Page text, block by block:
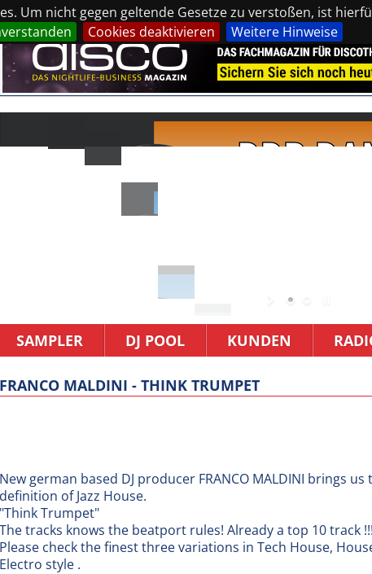
Um nicht gegen geltende Gesetze zu verstoßen, ist
Cookies deaktivieren Weitere Hinweise
SAMPLER DJ POOL KUNDEN
FRANCO MALDINI - THINK TRUMPET
New german based DJ producer FRANCO MALDINI brings us
definition of Jazz House.
"Think Trumpet"
The tracks knows the beatport rules! Already a top 10 track
Please check the finest three variations in Tech House,
Electro style .